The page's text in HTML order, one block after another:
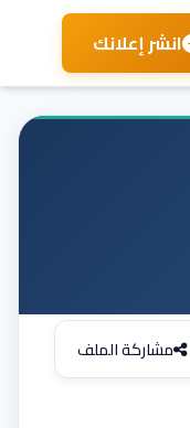
انشر إعلانك
مشاركة الملف